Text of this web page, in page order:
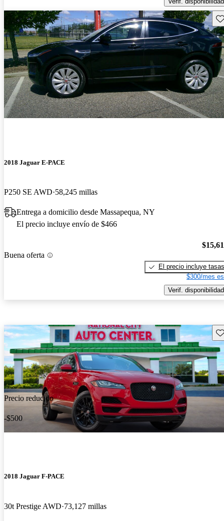
2018 Jaguar E-PACE
P250 SE AWD 58,245 millas
Entrega a domicilio desde Massapequa, NY
El precio incluye envío de $466
Buena oferta
El precio incluye tasas
$300/mes
Verif. disponibilidad
Precio reducido
-$500
2018 Jaguar F-PACE
30t Prestige AWD 73,127 millas